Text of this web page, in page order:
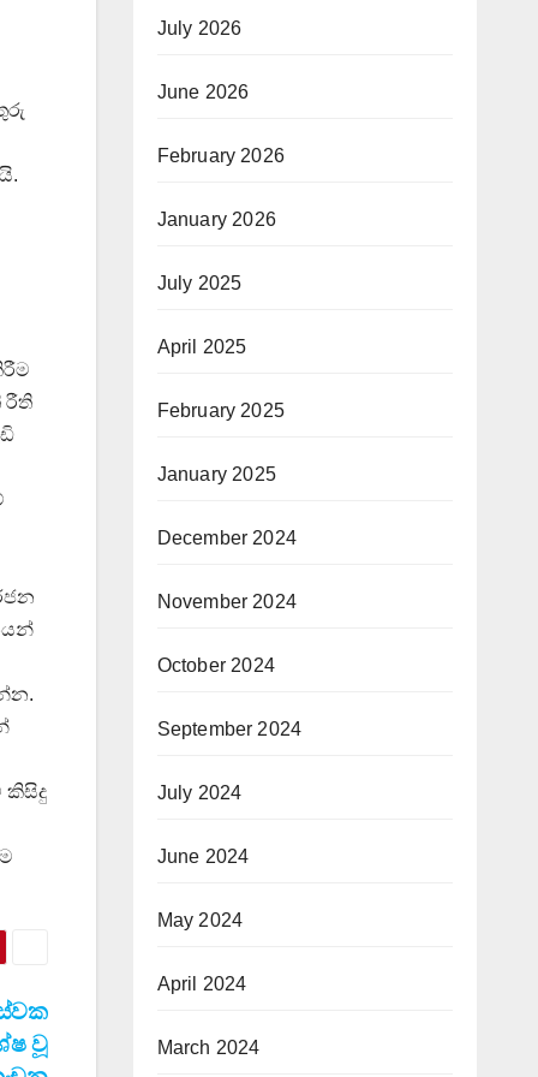
රීති
කිසිදු
වූ
July 2026
June 2026
February 2026
January 2026
July 2025
April 2025
February 2025
January 2025
December 2024
November 2024
October 2024
September 2024
July 2024
June 2024
May 2024
April 2024
March 2024